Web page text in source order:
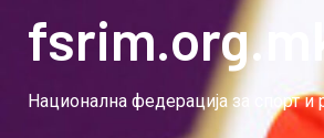
Национална федерација за спорт